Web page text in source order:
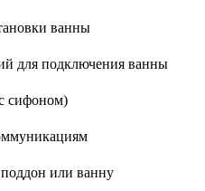
ванны
для подключения ванны
сифоном)
или ванну